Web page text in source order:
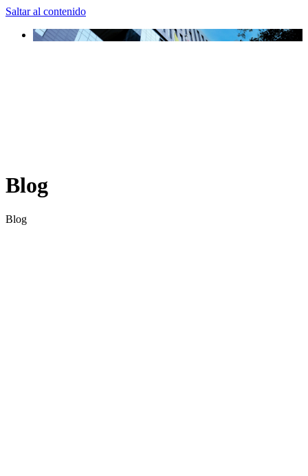
Saltar al contenido
Blog
Blog